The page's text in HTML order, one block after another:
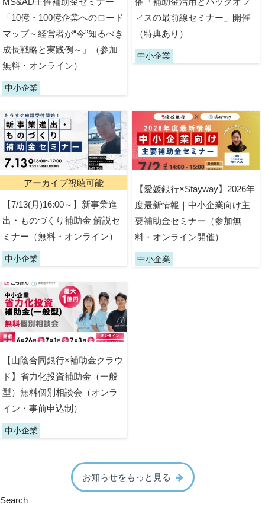
「10億・100億企業へのロード
マップ～経営者が“今”知るべき
成長戦略と実践例～」（参加
無料・オンライン）
中小企業
ィスの最前線セミナー」開催
（特典あり）
中小企業
アーカイブ視聴可能
【7/13(月)16:00～】新事業進
出・ものづくり補助金 解説セ
ミナー（無料・オンライン）
中小企業
【愛媛銀行×Stayway】2026年
度最新情報｜中小企業向け主
要補助金セミナー（参加無
料・オンライン開催）
中小企業
【山陰合同銀行×補助金クラウ
ド】省力化投資補助金（一般
型）無料個別相談会（オンラ
イン・事前申込制）
中小企業
お知らせをもっと見る
Search